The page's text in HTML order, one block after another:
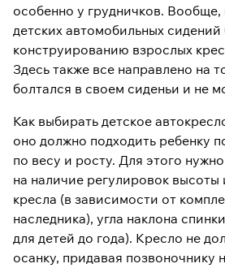
особенно у грудничков.
детских автомобильных сидений
конструированию взрослых
Здесь также все направлено на
болтался в своем сиденьи и не
Как выбирать детское
оно должно подходить ребенку
по весу и росту. Для этого
на наличие регулировок
кресла (в зависимости от
наследника), угла наклона
для детей до года). Кресло не
осанку, придавая позвоночнику